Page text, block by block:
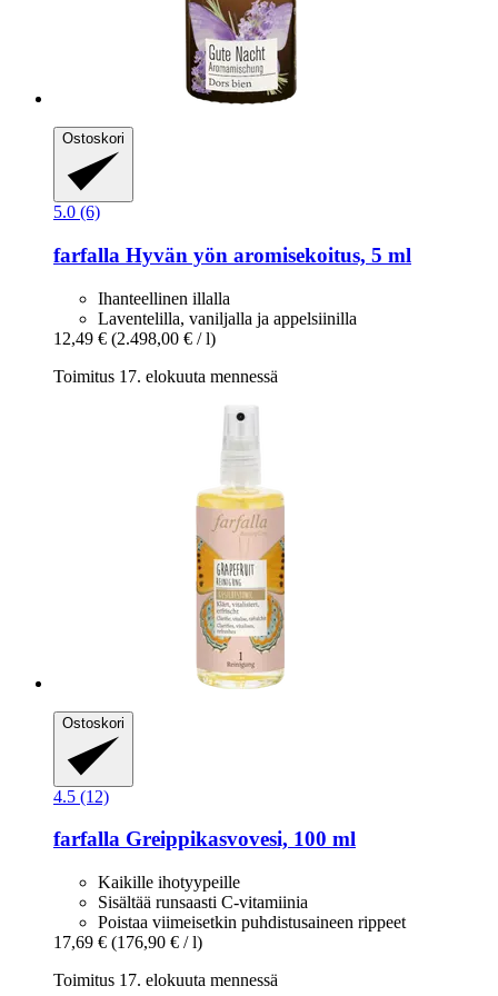
Ostoskori
5.0 (6)
farfalla Hyvän yön aromisekoitus, 5 ml
Ihanteellinen illalla
Laventelilla, vaniljalla ja appelsiinilla
12,49 € (2.498,00 € / l)
Toimitus 17. elokuuta mennessä
Ostoskori
4.5 (12)
farfalla Greippikasvovesi, 100 ml
Kaikille ihotyypeille
Sisältää runsaasti C-vitamiinia
Poistaa viimeisetkin puhdistusaineen rippeet
17,69 € (176,90 € / l)
Toimitus 17. elokuuta mennessä